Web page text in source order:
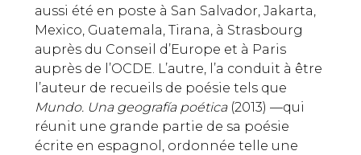
aussi été en poste à San Salvador, Jakarta,
Mexico, Guatemala, Tirana, à Strasbourg
auprès du Conseil d’Europe et à Paris
auprès de l’OCDE. L’autre, l’a conduit à être
l’auteur de recueils de poésie tels que
Mundo. Una geografía poética(2013) —qui
réunit une grande partie de sa poésie
écrite en espagnol, ordonnée telle une